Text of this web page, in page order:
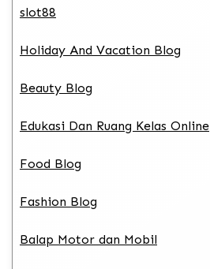
slot88
Holiday And Vacation Blog
Beauty Blog
Edukasi Dan Ruang Kelas Online
Food Blog
Fashion Blog
Balap Motor dan Mobil